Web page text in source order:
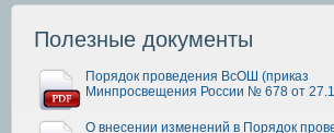
Полезные документы
Порядок проведения ВсОШ (приказ
Минпросвещения России № 678 от
О внесении изменений в Порядок